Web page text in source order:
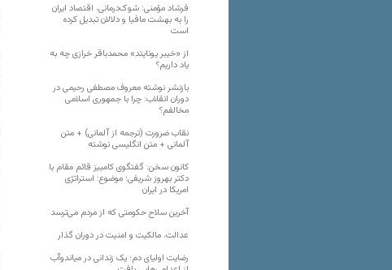
فرشاد مؤمنی: شوک‌درمانی، اقتصاد ایران
را به بهشت مافیا و دلالان تبدیل کرده
است
از «خیبر یونایتد» محمدباقر خرازی چه به
یاد داریم؟
بازنشر نوشته معروف مصطفی رحیمی در
دوران انقلاب: چرا با جمهوری اسلامی
مخالفم؟
نقاب ضرورت (ترجمه از آلمانی) + متن
آلمانی + متن انگلیسی نوشته
کانون سخن: گفتگوی کامبیز قائم مقام با
دکتر بهروز شریفی؛ موضوع: استراتژی
امریکا در ایران
آخرین سلاح حکومتی که از مردم می‌ترسد
عدالت، مالکیت و امنیت در دوران گذار
رضایت اولیای دم؛ یک زندانی در میاندوآب